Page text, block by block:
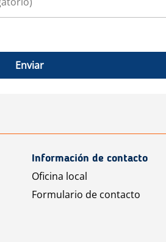
Enviar
Información de contacto
Oficina local
Formulario de contacto